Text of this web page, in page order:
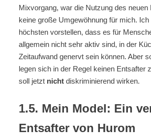
Mixvorgang, war die Nutzung des neuen
keine große Umgewöhnung für mich.
höchsten vorstellen, dass es für
allgemein nicht sehr aktiv sind, in der
Zeitaufwand genervt sein können. Aber
legen sich in der Regel keinen Entsafter
soll jetzt nicht diskriminierend wirken.
1.5. Mein Model: Ein
Entsafter von Hurom